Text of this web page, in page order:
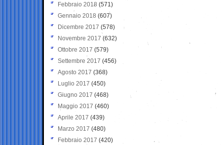
Febbraio 2018 (571)
Gennaio 2018 (607)
Dicembre 2017 (578)
Novembre 2017 (632)
Ottobre 2017 (579)
Settembre 2017 (456)
Agosto 2017 (368)
Luglio 2017 (450)
Giugno 2017 (468)
Maggio 2017 (460)
Aprile 2017 (439)
Marzo 2017 (480)
Febbraio 2017 (420)